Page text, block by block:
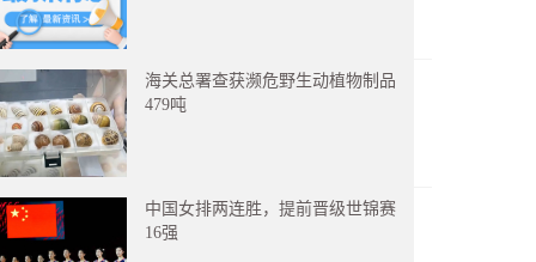
海关总署查获濒危野生动植物制品
479吨
中国女排两连胜，提前晋级世锦赛
16强